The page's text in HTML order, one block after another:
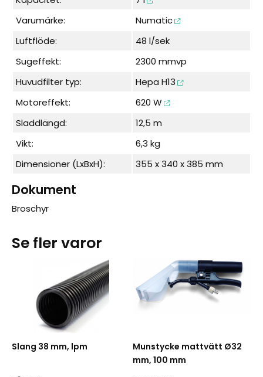
Varumärke:
Numatic
Luftflöde:
48 l/sek
Sugeffekt:
2300 mmvp
Huvudfilter typ:
Hepa H13
Motoreffekt:
620 W
Sladdlängd:
12,5 m
Vikt:
6,3 kg
Dimensioner (LxBxH):
355 x 340 x 385 mm
Dokument
Broschyr
Se fler varor
Slang 38 mm, lpm
Munstycke mattvätt Ø32
mm, 100 mm